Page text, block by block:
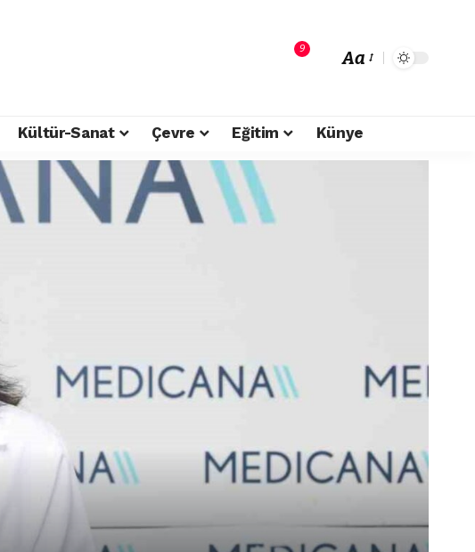
9 Aa
Kültür-Sanat Çevre Eğitim Künye